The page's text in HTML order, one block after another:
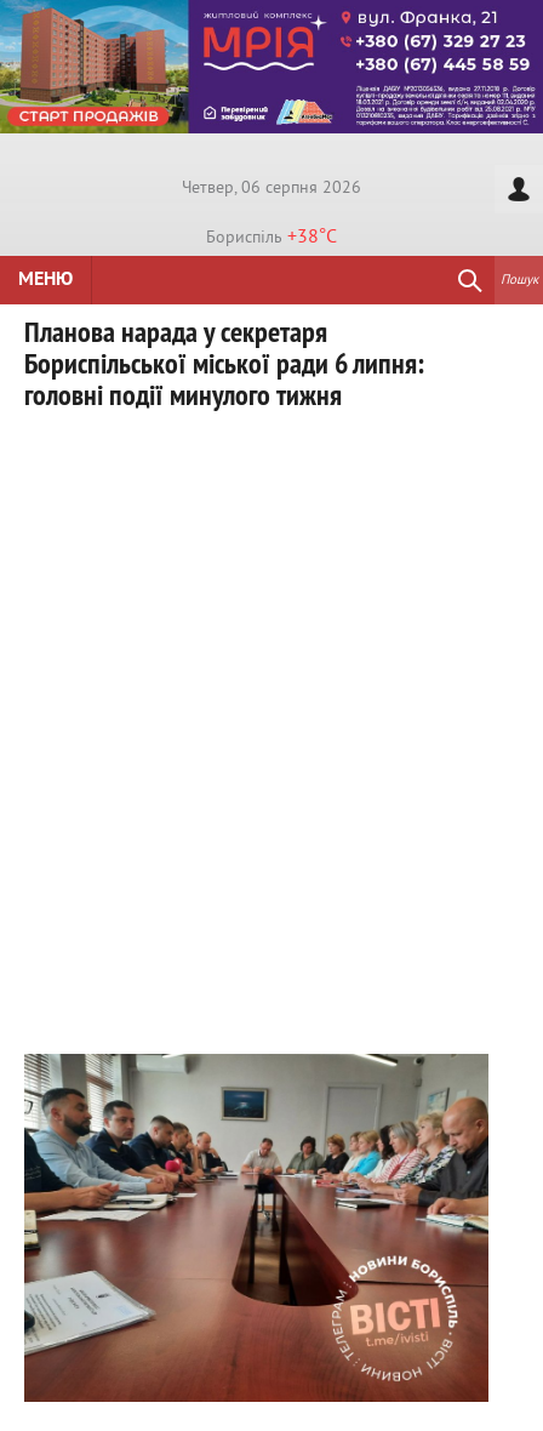
Четвер, 06 серпня 2026
Бориспiль +38°C
МЕНЮ
Пошук
Планова нарада у секретаря
Бориспільської міської ради 6 липня:
головні події минулого тижня